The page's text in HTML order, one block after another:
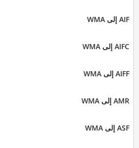
AIF إلى WMA
AIFC إلى WMA
AIFF إلى WMA
AMR إلى WMA
ASF إلى WMA